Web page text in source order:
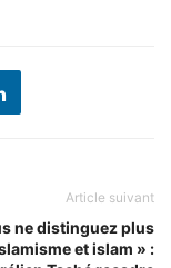
Article suivant
ne distinguez plus
et islam » :